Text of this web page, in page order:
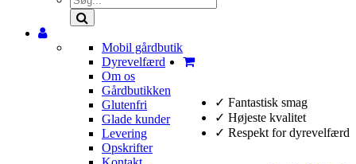
Mobil gårdbutik
Dyrevelfærd
Om os
Gårdbutikken
Glutenfri
Glade kunder
Levering
Opskrifter
✓ Fantastisk smag
✓ Højeste kvalitet
✓ Respekt for dyrevelfærd